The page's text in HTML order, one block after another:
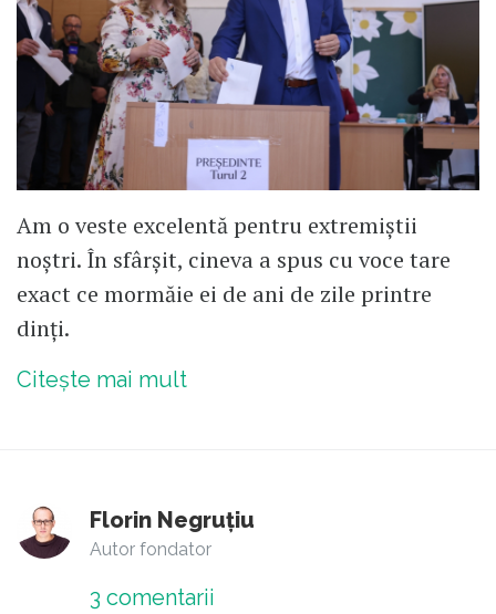
Am o veste excelentă pentru extremiștii
noștri. În sfârșit, cineva a spus cu voce tare
exact ce mormăie ei de ani de zile printre
dinți.
Citește mai mult
Florin Negruțiu
Autor fondator
3 comentarii